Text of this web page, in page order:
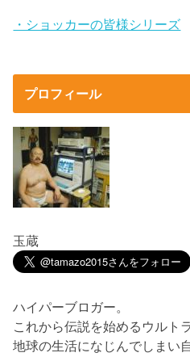
・ショッカーの皆様シリーズ
プロフィール
玉蔵
ハイパーブロガー。
これから伝説を始めるウルト
地球の生活になじんでしまい